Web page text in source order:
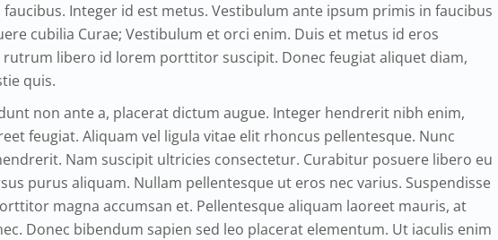
Integer id est metus. Vestibulum ante ipsum primis in faucibus
cubilia Curae; Vestibulum et orci enim. Duis et metus id eros
libero id lorem porttitor suscipit. Donec feugiat aliquet diam,
quis.
non ante a, placerat dictum augue. Integer hendrerit nibh enim,
feugiat. Aliquam vel ligula vitae elit rhoncus pellentesque. Nunc
Nam suscipit ultricies consectetur. Curabitur posuere libero eu
purus aliquam. Nullam pellentesque ut eros nec varius. Suspendisse
magna accumsan et. Pellentesque aliquam laoreet mauris, at
Donec bibendum sapien sed leo placerat elementum. Ut iaculis enim